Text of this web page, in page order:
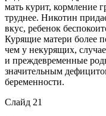
мать курит, кормление
труднее. Никотин
вкус, ребенок
Курящие матери более
чем у некурящих,
и преждевременные
значительным
беременности.
Слайд 21